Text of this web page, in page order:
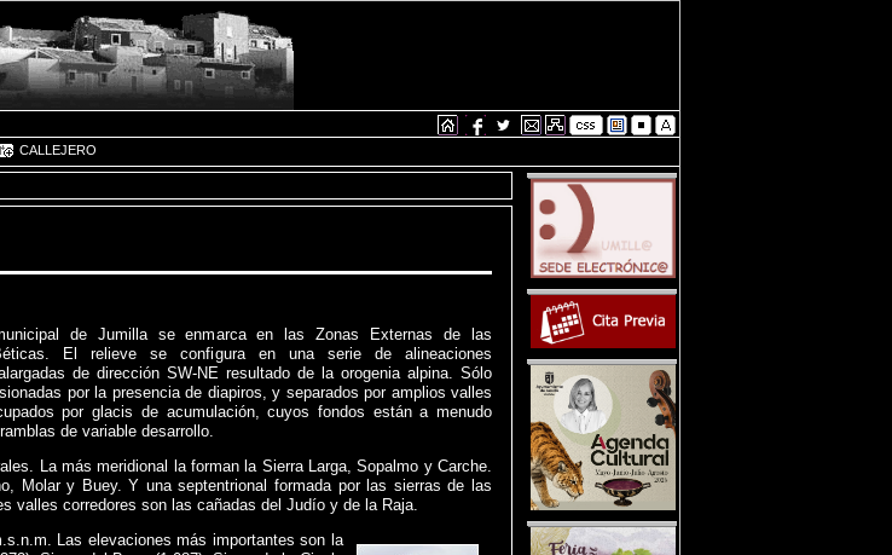
CALLEJERO
de Jumilla se enmarca en las Zonas Externas de las
El relieve se configura en una serie de alineaciones
de dirección SW-NE resultado de la orogenia alpina. Sólo
por la presencia de diapiros, y separados por amplios valles
por glacis de acumulación, cuyos fondos están a menudo
de variable desarrollo.
La más meridional la forman la Sierra Larga, Sopalmo y Carche.
Molar y Buey. Y una septentrional formada por las sierras de las
valles corredores son las cañadas del Judío y de la Raja.
Las elevaciones más importantes son la